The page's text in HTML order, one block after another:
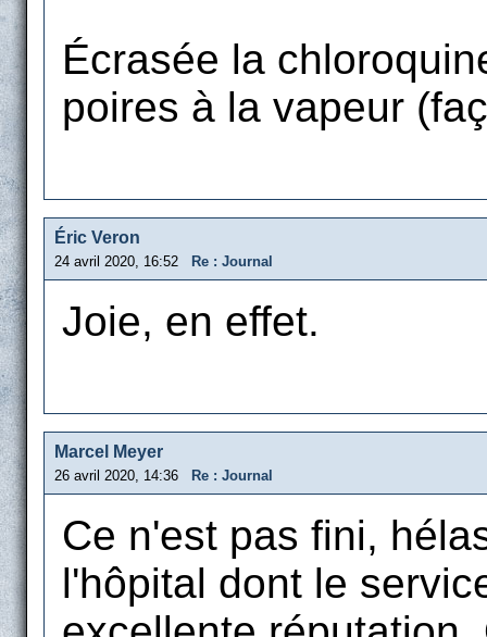
Écrasée la
poires à la vapeur
Éric Veron
24 avril 2020, 16:52 Re : Journal
Joie, en effet.
Marcel Meyer
26 avril 2020, 14:36 Re : Journal
Ce n'est pas fini,
l'hôpital dont le